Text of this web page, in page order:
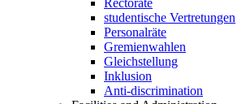
Rectorate
studentische Vertretungen
Personalräte
Gremienwahlen
Gleichstellung
Inklusion
Anti-discrimination